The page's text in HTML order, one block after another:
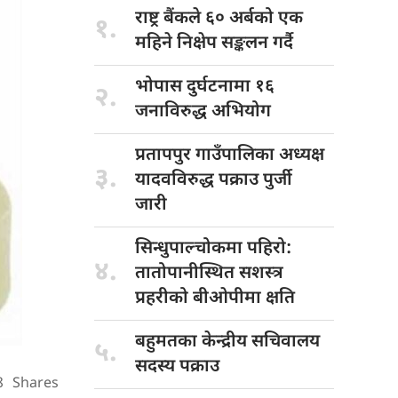
Shares
१. राष्ट्र बैंकले६० अर्बको एक
महिने निक्षेप सङ्कलन गर्दै
२. भोपास दुर्घटनामा १६
जनाविरुद्ध अभियोग
३.
प्रतापपुर गाउँपालिकाअध्यक्ष
यादवविरुद्ध पक्राउ पुर्जी
जारी
४.
सिन्धुपाल्चोकमा पहिरो:
तातोपानीस्थित सशस्त्र
प्रहरीको बीओपीमा क्षति
५. बहुमतका केन्द्रीयसचिवालय
सदस्य पक्राउ